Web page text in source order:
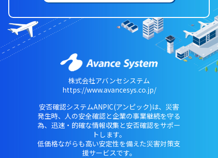
株式会社アバンセシステム
https://www.avancesys.co.jp/
安否確認システムANPIC(アンピック)は、災害
発生時、人の安全確認と企業の事業継続を守る
為、迅速・的確な情報収集と安否確認をサポー
トします。
低価格ながらも高い安定性を備えた災害対策支
援サービスです。